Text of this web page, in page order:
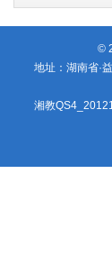
©
地址：湖南省·
湘教